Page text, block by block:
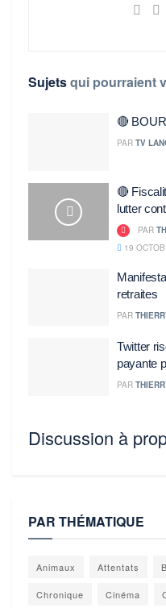
Sujetsqui pourraient
🔴
PAR TV
🔴
lutter
PAR
19
retraites
PAR
Twitter
payante
PAR
Discussion à
PAR THÉMATIQUE
Animaux Attentats
Chronique Cinéma